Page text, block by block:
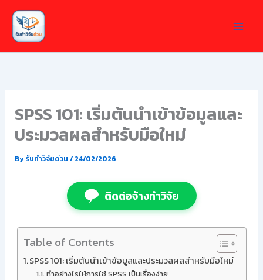
Skip
content
SPSS 101: เริ่มต้นนำเข้าข้อมูลและ
ประมวลผลสำหรับมือใหม่
Byรับทำวิจัยด่วน / 24/02/2026
ติดต่อจ้างทำวิจัย
Table of Contents
SPSS 101: เริ่มต้นนำเข้าข้อมูลและประมวลผลสำหรับมือใหม่
ทำอย่างไรให้การใช้ SPSS เป็นเรื่องง่าย